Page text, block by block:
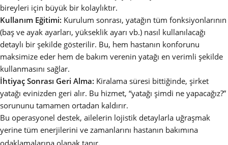
bireyleri için büyük bir kolaylıktır.
Kullanım Eğitimi: Kurulum sonrası, yatağın tüm fonksiyonlarının
(baş ve ayak ayarları, yükseklik ayarı vb.) nasıl kullanılacağı
detaylı bir şekilde gösterilir. Bu, hem hastanın konforunu
maksimize eder hem de bakım verenin yatağı en verimli şekilde
kullanmasını sağlar.
İhtiyaç Sonrası Geri Alma: Kiralama süresi bittiğinde, şirket
yatağı evinizden geri alır. Bu hizmet, “yatağı şimdi ne yapacağız?”
sorununu tamamen ortadan kaldırır.
Bu operasyonel destek, ailelerin lojistik detaylarla uğraşmak
yerine tüm enerjilerini ve zamanlarını hastanın bakımına